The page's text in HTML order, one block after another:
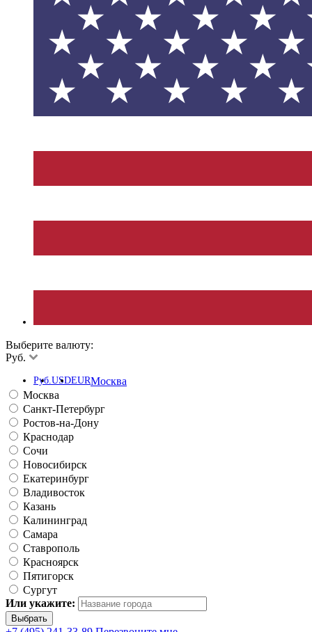
Выберите валюту:
Руб.
Руб.USDEURМосква
Москва
Санкт-Петербург
Ростов-на-Дону
Краснодар
Сочи
Новосибирск
Екатеринбург
Владивосток
Казань
Калининград
Самара
Ставрополь
Красноярск
Пятигорск
Сургут
Или укажите: